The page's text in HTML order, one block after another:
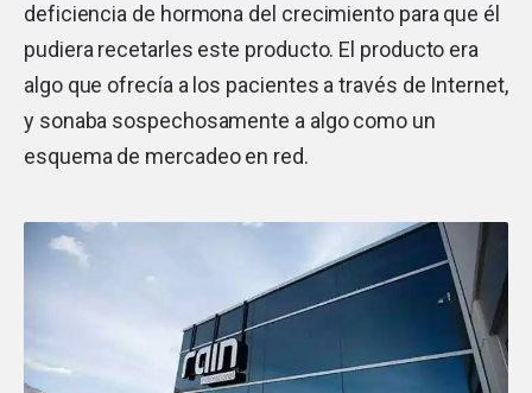
deficiencia de hormona del crecimiento para que él
pudiera recetarles este producto. El producto era
algo que ofrecía a los pacientes a través de Internet,
y sonaba sospechosamente a algo como un
esquema de mercadeo en red.